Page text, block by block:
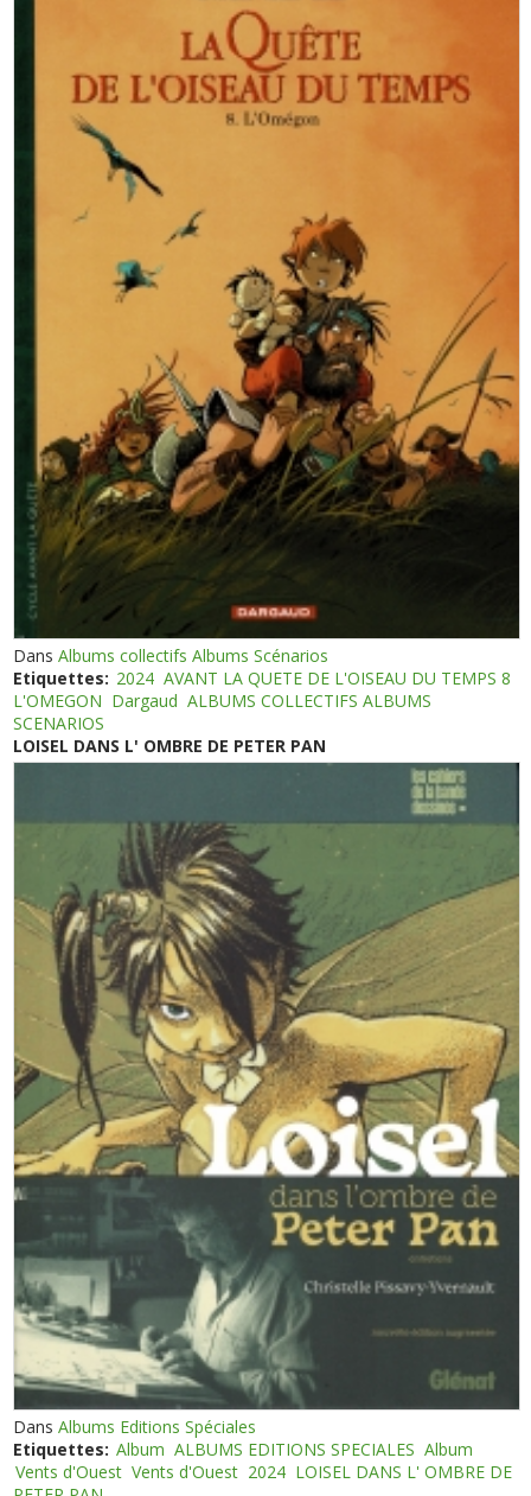
DansAlbums collectifs Albums Scénarios
Etiquettes: 2024 AVANT LA QUETE DE L'OISEAU DU TEMPS 8
L'OMEGON Dargaud ALBUMS COLLECTIFS ALBUMS
SCENARIOS
LOISEL DANS L' OMBRE DE PETER PAN
DansAlbums Editions Spéciales
Etiquettes: Album ALBUMS EDITIONS SPECIALES Album
Vents d'Ouest Vents d'Ouest 2024 LOISEL DANS L' OMBRE DE